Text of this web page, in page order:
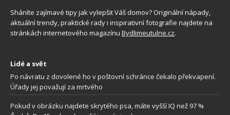
Sháníte zajímavé tipy jak vylepšit Váš domov? Originální nápady,
aktuální trendy, praktické rady i inspirativní fotografie najdete na
stránkách internetového magazínu Bydlimeutulne.cz.
Lidé a svět
Po návratu z dovolené ho v poštovní schránce čekalo překvapení.
Úřady jej považují za mrtvého
Pokud v obrázku najdete skrytého psa, máte vyšší IQ než 97 %